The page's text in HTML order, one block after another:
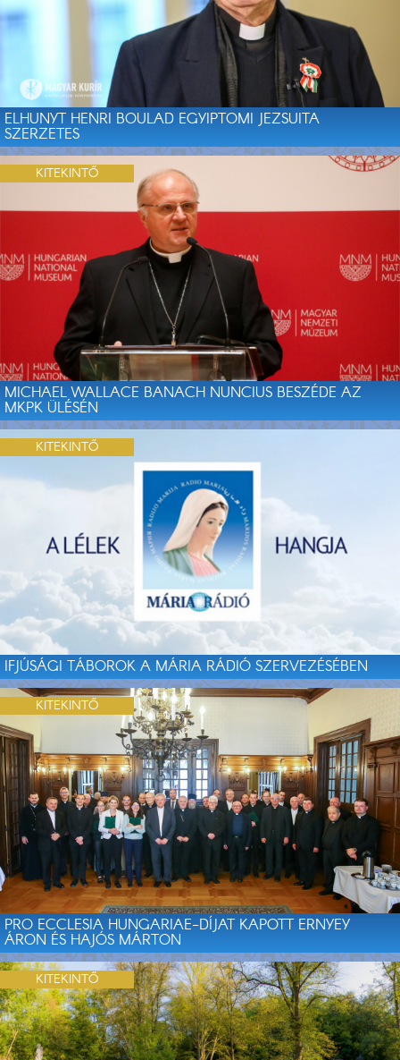
ELHUNYT HENRI BOULAD EGYIPTOMI JEZSUITA
SZERZETES
MICHAEL WALLACE BANACH NUNCIUS BESZÉDE AZ
MKPK ÜLÉSÉN
KITEKINTŐ
IFJÚSÁGI TÁBOROK A MÁRIA RÁDIÓ SZERVEZÉSÉBEN
KITEKINTŐ
PRO ECCLESIA HUNGARIAE-DÍJAT KAPOTT ERNYEY
ÁRON ÉS HAJÓS MÁRTON
KITEKINTŐ
KITEKINTŐ